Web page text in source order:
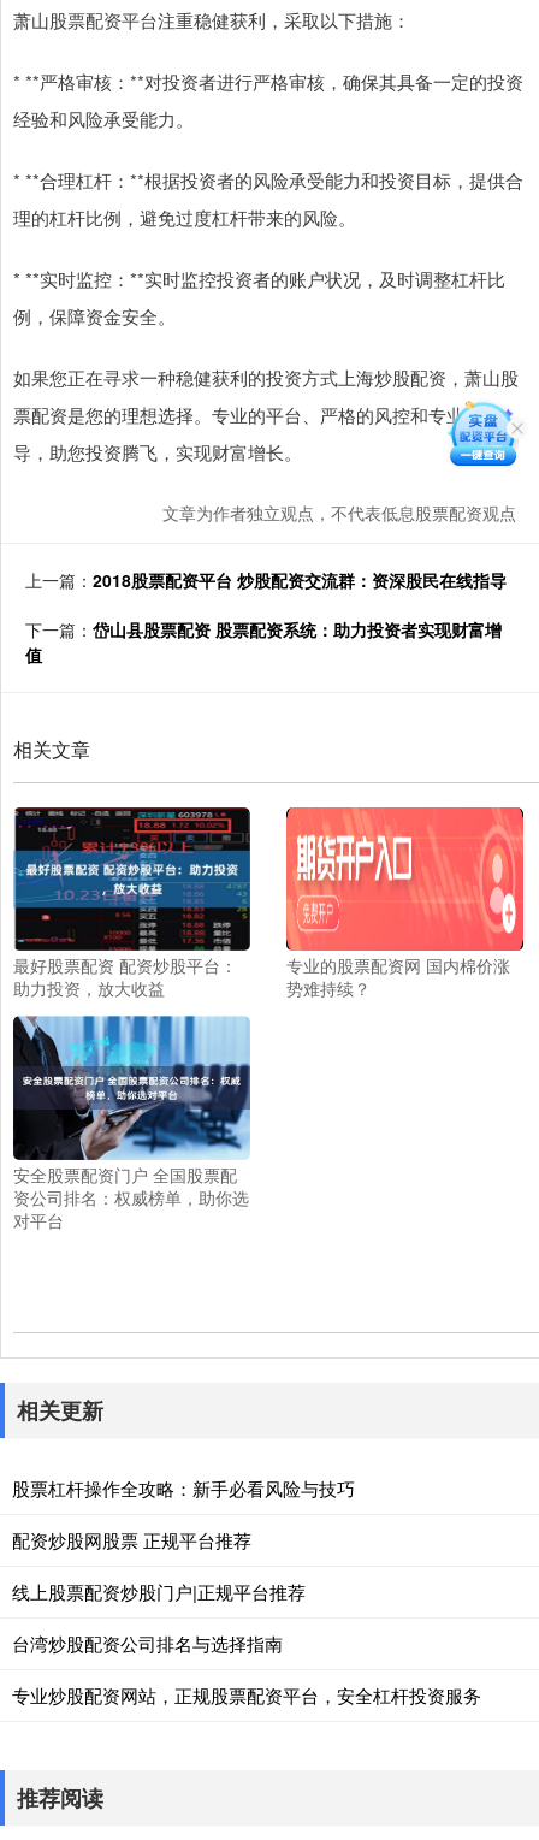
萧山股票配资平台注重稳健获利，采取以下措施：
* **严格审核：**对投资者进行严格审核，确保其具备一定的投资
经验和风险承受能力。
* **合理杠杆：**根据投资者的风险承受能力和投资目标，提供合
理的杠杆比例，避免过度杠杆带来的风险。
* **实时监控：**实时监控投资者的账户状况，及时调整杠杆比
例，保障资金安全。
如果您正在寻求一种稳健获利的投资方式上海炒股配资，萧山股
票配资是您的理想选择。专业的平台、严格的风控和专业的指
导，助您投资腾飞，实现财富增长。
文章为作者独立观点，不代表低息股票配资观点
上一篇： 2018股票配资平台 炒股配资交流群：资深股民在线指导
下一篇： 岱山县股票配资 股票配资系统：助力投资者实现财富增
值
相关文章
最好股票配资 配资炒股平台：
助力投资，放大收益
专业的股票配资网 国内棉价涨
势难持续？
安全股票配资门户 全国股票配
资公司排名：权威榜单，助你选
对平台
相关更新
股票杠杆操作全攻略：新手必看风险与技巧
配资炒股网股票 正规平台推荐
线上股票配资炒股门户|正规平台推荐
台湾炒股配资公司排名与选择指南
专业炒股配资网站，正规股票配资平台，安全杠杆投资服务
推荐阅读